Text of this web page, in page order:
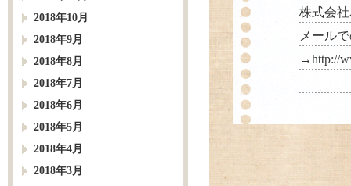
2018年10月
2018年9月
2018年8月
2018年7月
2018年6月
2018年5月
2018年4月
2018年3月
株式会社
メール
→http://